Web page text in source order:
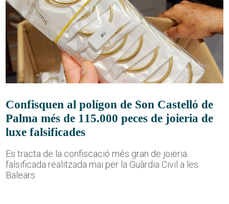
Confisquen al polígon de Son Castelló de
Palma més de 115.000 peces de joieria de
luxe falsificades
Es tracta de la confiscació més gran de joieria
falsificada realitzada mai per la Guàrdia Civil a les
Balears